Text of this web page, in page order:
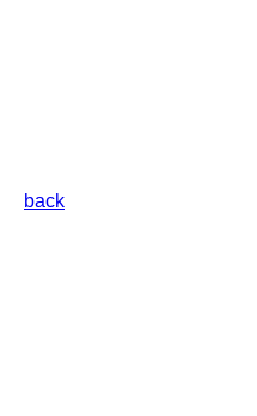
back